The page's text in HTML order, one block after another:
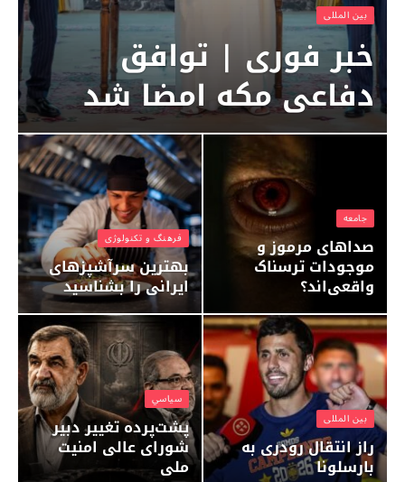
بين المللى
خبر فوری | توافق
دفاعی مکه امضا شد
جامعه
صداهای مرموز و
موجودات ترسناک
واقعی‌اند؟
فرهنگ و تکنولوژی
بهترین سرآشپزهای
ایرانی را بشناسید
بين المللى
راز انتقال رودری به
بارسلونا
سياسي
پشت‌پرده تغییر دبیر
شورای عالی امنیت
ملی